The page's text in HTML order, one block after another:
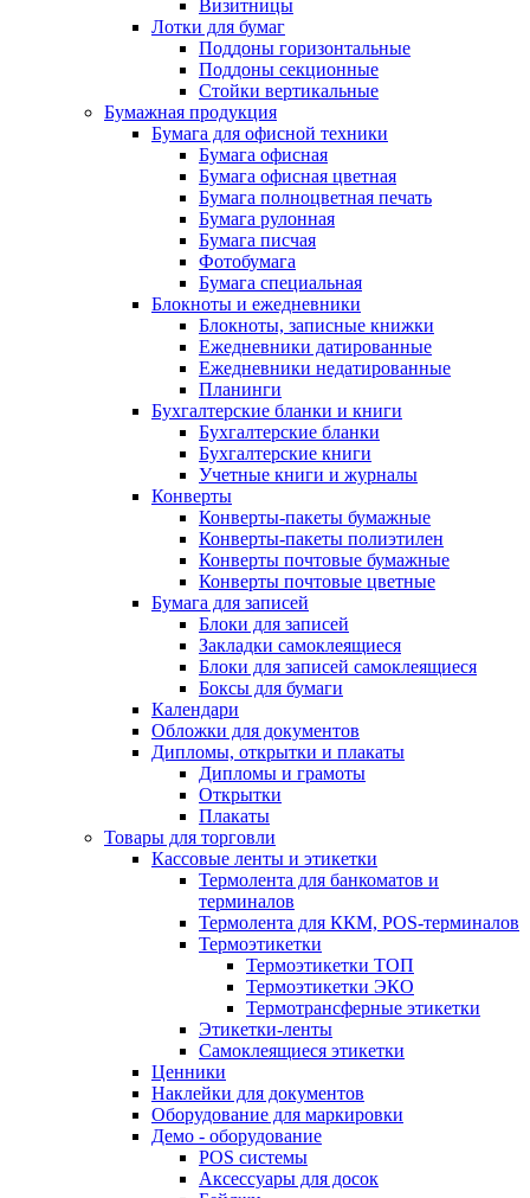
Визитницы
Лотки для бумаг
Поддоны горизонтальные
Поддоны секционные
Стойки вертикальные
Бумажная продукция
Бумага для офисной техники
Бумага офисная
Бумага офисная цветная
Бумага полноцветная печать
Бумага рулонная
Бумага писчая
Фотобумага
Бумага специальная
Блокноты и ежедневники
Блокноты, записные книжки
Ежедневники датированные
Ежедневники недатированные
Планинги
Бухгалтерские бланки и книги
Бухгалтерские бланки
Бухгалтерские книги
Учетные книги и журналы
Конверты
Конверты-пакеты бумажные
Конверты-пакеты полиэтилен
Конверты почтовые бумажные
Конверты почтовые цветные
Бумага для записей
Блоки для записей
Закладки самоклеящиеся
Блоки для записей самоклеящиеся
Боксы для бумаги
Календари
Обложки для документов
Дипломы, открытки и плакаты
Дипломы и грамоты
Открытки
Плакаты
Товары для торговли
Кассовые ленты и этикетки
Термолента для банкоматов и
терминалов
Термолента для ККМ, POS-терминалов
Термоэтикетки
Термоэтикетки ТОП
Термоэтикетки ЭКО
Термотрансферные этикетки
Этикетки-ленты
Самоклеящиеся этикетки
Ценники
Наклейки для документов
Оборудование для маркировки
Демо - оборудование
POS системы
Аксессуары для досок